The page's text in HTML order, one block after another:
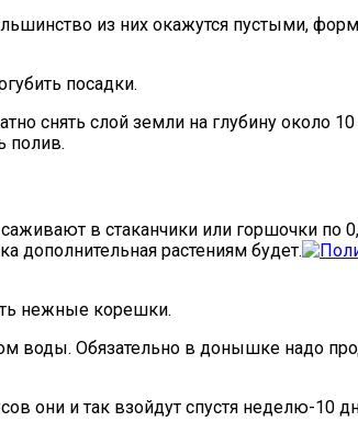
из них окажутся пустыми,
посадки.
снять слой земли на глубину около
полив.
в стаканчики или горшочки по
дополнительная растениям будет.
нежные корешки.
Обязательно в донышке надо
они и так взойдут спустя неделю-10